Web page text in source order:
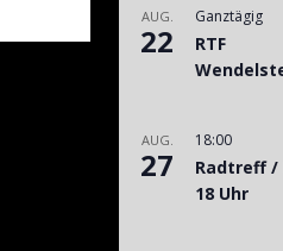
AUG.
22
Ganztägig
RTF
AUG.
27
18:00
Radtreff /
18 Uhr